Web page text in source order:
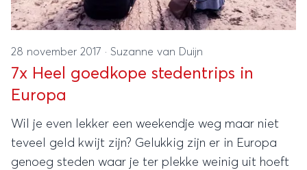
28 november 2017 · Suzanne van Duijn
7x Heel goedkope stedentrips in
Europa
Wil je even lekker een weekendje weg maar niet
teveel geld kwijt zijn? Gelukkig zijn er in Europa
genoeg steden waar je ter plekke weinig uit hoeft